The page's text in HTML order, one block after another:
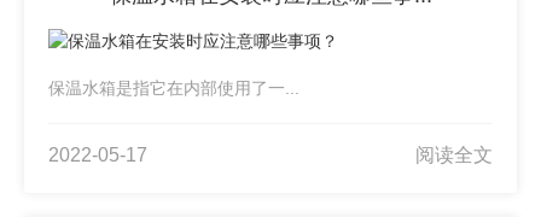
保温水箱是指它在内部使用了一...
2022-05-17 阅读全文